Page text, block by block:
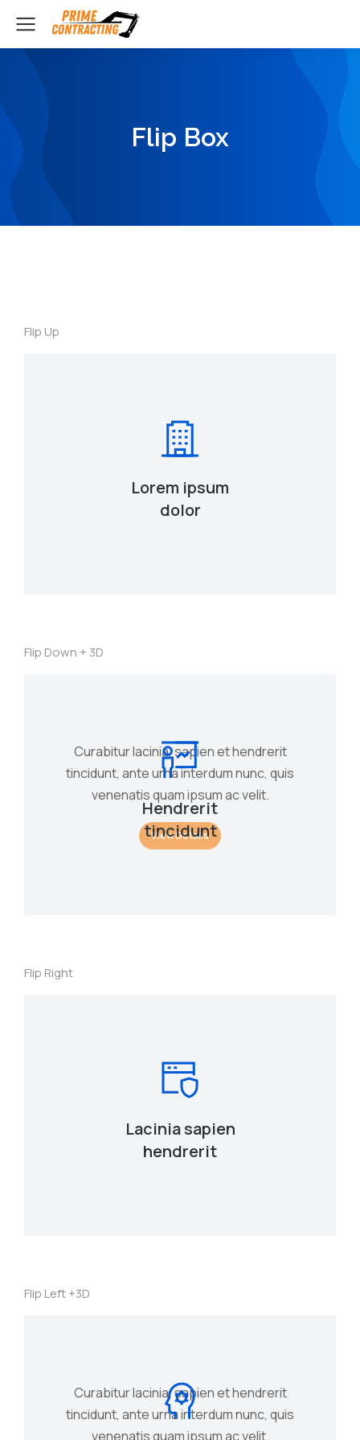
Flip Box
Flip Up
Lorem ipsum
dolor
Lacinia sapien - et hendrerit tincidunt, ante
urna interdum nunc, quis venenatis!
View Details
Flip Down + 3D
Hendrerit
tincidunt
Curabitur lacinia, sapien et hendrerit
tincidunt, ante urna interdum nunc, quis
venenatis quam ipsum ac velit.
View Details
Flip Right
Lacinia sapien
hendrerit
Tincidunt, ante urna interdum nunc, quis
venenatis quam ipsum ac velit.
View Details
Flip Left +3D
Curabitur lacinia, sapien et hendrerit
tincidunt, ante urna interdum nunc, quis
venenatis quam ipsum ac velit.